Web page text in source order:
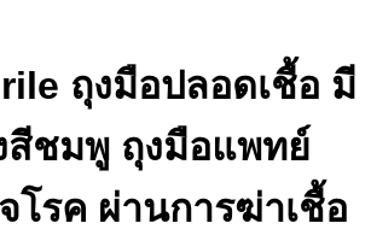
ถุงมือปลอดเชื้อ มี
สีชมพู ถุงมือแพทย์
โรค ผ่านการฆ่าเชื้อ